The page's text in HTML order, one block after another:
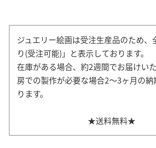
ジュエリー絵画は受注生産品のため、
り(受注可能)」と表示しております。
在庫がある場合、約2週間でお届けい
房での製作が必要な場合2～3ヶ月の
ります。
★送料無料★